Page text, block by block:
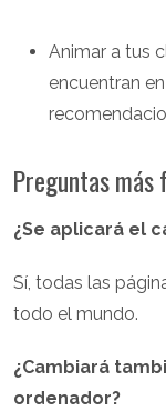
Animar a tus
encuentran
Preguntas
¿Se aplicará el
Sí, todas las
todo el mundo.
¿Cambiará
ordenador?